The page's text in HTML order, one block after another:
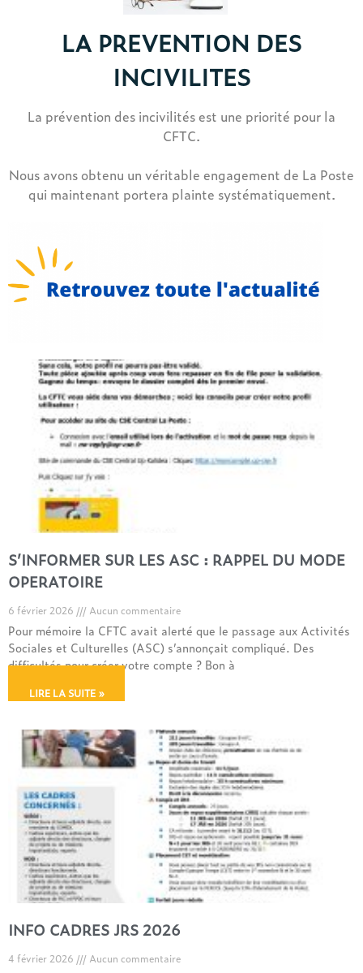
LA PREVENTION DES
INCIVILITES
La prévention des incivilités est une priorité pour la
CFTC.
Nous avons obtenu un véritable engagement de La Poste
qui maintenant portera plainte systématiquement.
S’INFORMER SUR LES ASC : RAPPEL DU MODE
OPERATOIRE
6 février 2026 Aucun commentaire
Pour mémoire la CFTC avait alerté que le passage aux Activités
Sociales et Culturelles (ASC) s’annonçait compliqué. Des
difficultés pour créer votre compte ? Bon à
LIRE LA SUITE »
INFO CADRES JRS 2026
4 février 2026 Aucun commentaire